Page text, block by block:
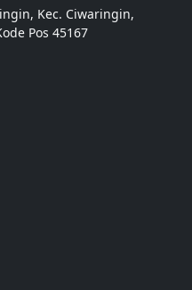
Kec. Ciwaringin,
Pos 45167